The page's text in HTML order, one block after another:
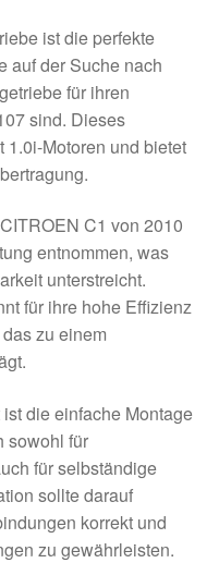
ist die perfekte
auf der Suche nach
für ihren
sind. Dieses
Motoren und bietet
C1 von 2010
entnommen, was
unterstreicht.
für ihre hohe Effizienz
zu einem
die einfache Montage
sowohl für
für selbständige
sollte darauf
korrekt und
zu gewährleisten.